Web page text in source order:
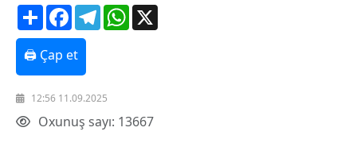
ShareFacebookTelegramWhatsApp
🖨 Çap et
12:56 11.09.2025
Oxunuş sayı: 13667